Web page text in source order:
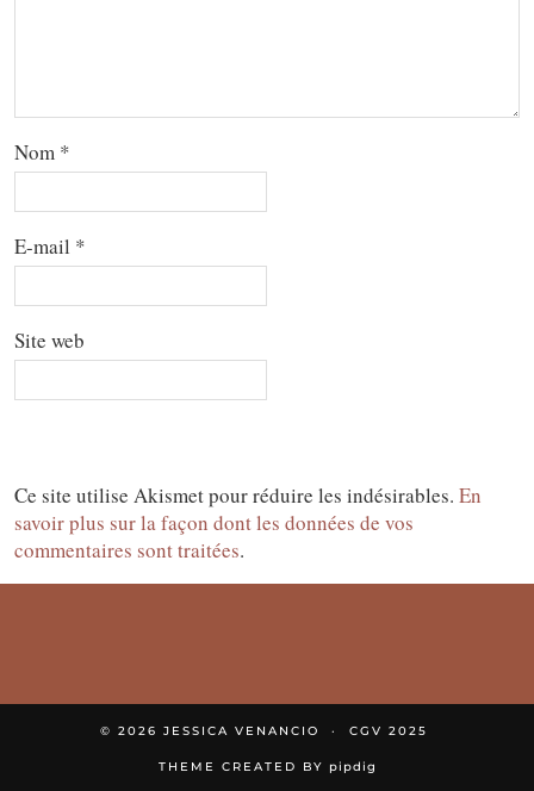
Nom *
E-mail *
Site web
Ce site utilise Akismet pour réduire les indésirables. En
savoir plus sur la façon dont les données de vos
commentaires sont traitées.
© 2026 JESSICA VENANCIO CGV 2025
THEME CREATED BY pipdig